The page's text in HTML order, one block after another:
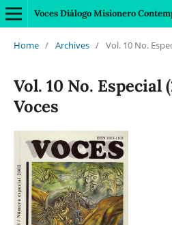
Voces Diálogo Misionero
Home / Archives / Vol. 10 No.
Vol. 10 No. Especial
Voces